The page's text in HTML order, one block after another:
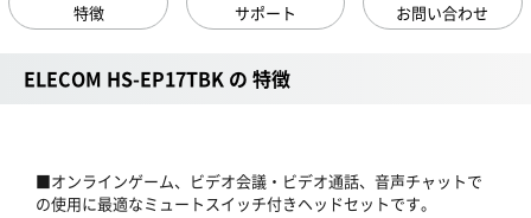
特徴 サポート お問い合わせ
ELECOM HS-EP17TBK の 特徴
■オンラインゲーム、ビデオ会議・ビデオ通話、音声チャットで
の使用に最適なミュートスイッチ付きヘッドセットです。